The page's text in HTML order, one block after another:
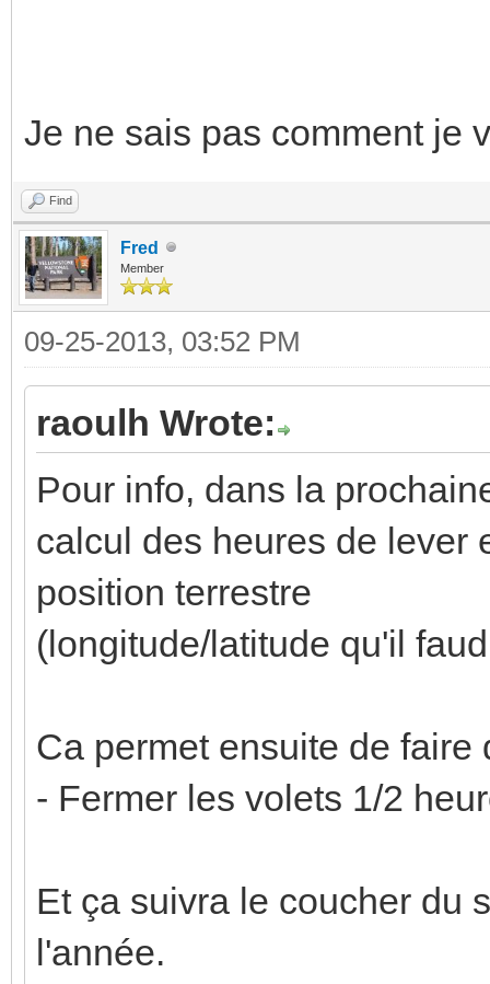
Je ne sais pas comment je
Find
Fred
Member
09-25-2013, 03:52 PM
raoulh Wrote:
Pour info, dans la
calcul des heures de lever
position terrestre
(longitude/latitude qu'il
Ca permet ensuite de faire
- Fermer les volets 1/2
Et ça suivra le coucher du
l'année.